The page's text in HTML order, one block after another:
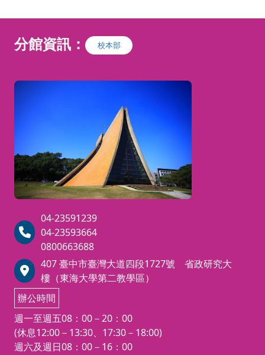
分館資訊： 校本部
04-23591239
04-23593664
0800663688
407 臺中市臺灣大道四段1727號 省政研究大
樓（東海大學第二教學區）
辦公時間
週一至週五08：00－20：00
(休息12:00－13:30、17:30－18:00)
週六及週日08：00－16：00